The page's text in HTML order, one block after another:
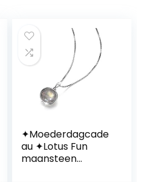
✦Moederdagcade
au ✦Lotus Fun
maansteen